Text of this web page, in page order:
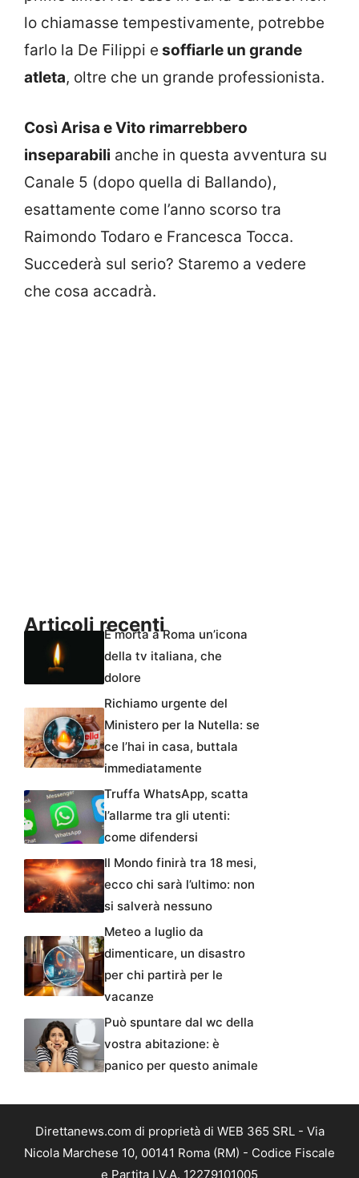
lo chiamasse tempestivamente, potrebbe
farlo la De Filippi e soffiarle un grande
atleta, oltre che un grande professionista.
Così Arisa e Vito rimarrebbero
inseparabili anche in questa avventura su
Canale 5 (dopo quella di Ballando),
esattamente come l’anno scorso tra
Raimondo Todaro e Francesca Tocca.
Succederà sul serio? Staremo a vedere
che cosa accadrà.
Articoli recentiÈ morta a Roma un’icona
della tv italiana, che
dolore
Richiamo urgente del
Ministero per la Nutella: se
ce l’hai in casa, buttala
immediatamente
Truffa WhatsApp, scatta
l’allarme tra gli utenti:
come difendersi
Il Mondo finirà tra 18 mesi,
ecco chi sarà l’ultimo: non
si salverà nessuno
Meteo a luglio da
dimenticare, un disastro
per chi partirà per le
vacanze
Può spuntare dal wc della
vostra abitazione: è
panico per questo animale
Direttanews.com di proprietà di WEB 365 SRL - Via
Nicola Marchese 10, 00141 Roma (RM) - Codice Fiscale
e Partita I.V.A. 12279101005